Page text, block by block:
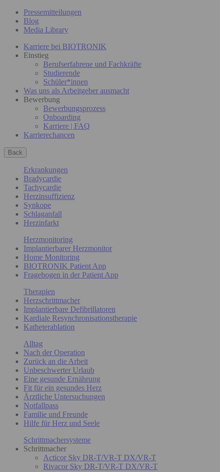
Pressemitteilungen
Blog
Media Library
Karriere bei BIOTRONIK
Einstieg
Berufserfahrene und Fachkräfte
Studierende
Schüler*innen
Was uns als Arbeitgeber ausmacht
Bewerbung
Bewerbungsprozess
Onboarding
Karriere | FAQ
Karrierechancen
Back
Erkrankungen
Bradycardie
Tachycardie
Herzinsuffizienz
Synkope
Schlaganfall
Herzinfarkt
Herzmonitoring
Implantierbarer Herzmonitor
Home Monitoring
BIOTRONIK Patient App
Fragebogen in der Patient App
Therapien
Herzschrittmacher
Implantierbare Defibrillatoren
Kardiale Resynchronisationstherapie
Katheterablation
Alltag
Nach der Operation
Zurück an die Arbeit
Unbeschwerter Urlaub
Eine gesunde Ernährung
Fit für ein gesundes Herz
Ärztliche Untersuchungen
Notfallpass
Familie und Freunde
Hilfe für Herz und Seele
Schrittmachersysteme
Schrittmacher
Acticor Sky DR-T/VR-T DX/VR-T
Rivacor Sky DR-T/VR-T DX/VR-T